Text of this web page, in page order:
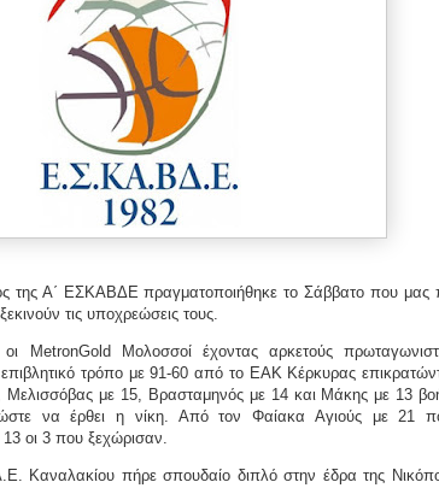
της Α΄ ΕΣΚΑΒΔΕ πραγματοποιήθηκε το Σάββατο που μας
τις υποχρεώσεις τους.
MetronGold Μολοσσοί έχοντας αρκετούς
επιβλητικό τρόπο με 91-60 από το ΕΑΚ Κέρκυρας
με 15, Βρασταμηνός με 14 και Μάκης με 13
ώστε να έρθει η νίκη. Από τον Φαίακα Αγιούς με 21
οι 3 που ξεχώρισαν.
Καναλακίου πήρε σπουδαίο διπλό στην έδρα της